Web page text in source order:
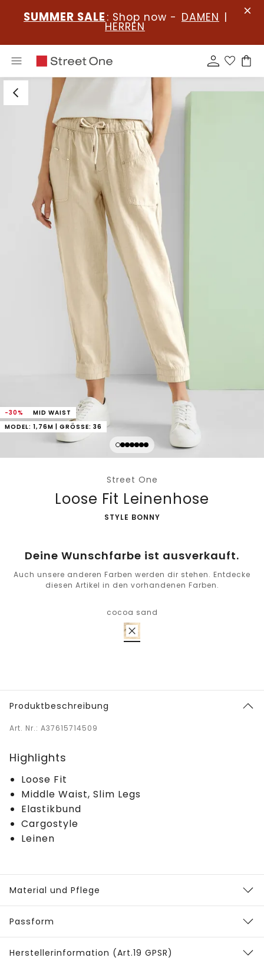
SUMMER SALE : Shop now - DAMEN |
HERREN
-30%
MID WAIST
MODEL: 1,76M | GRÖSSE: 36
Street One
Loose Fit Leinenhose
-
STYLE BONNY
Deine Wunschfarbe ist ausverkauft.
Auch unsere anderen Farben werden dir stehen. Entdecke
diesen Artikel in den vorhandenen Farben.
cocoa sand
Produktbeschreibung
Art. Nr.: A37615714509
Highlights
Loose Fit
Middle Waist, Slim Legs
Elastikbund
Cargostyle
Leinen
Material und Pflege
Passform
Herstellerinformation (Art.19 GPSR)